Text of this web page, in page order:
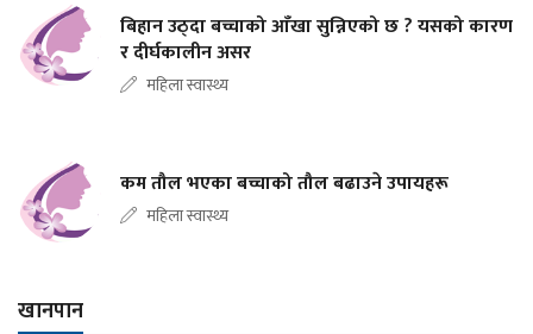
बिहान उठ्दा बच्चाको आँखा सुन्निएको छ ? यसको कारण
र दीर्घकालीन असर
महिला स्वास्थ्य
कम तौल भएका बच्चाको तौल बढाउने उपायहरू
महिला स्वास्थ्य
खानपान